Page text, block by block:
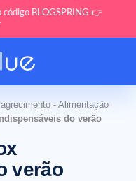
código BLOGSPRING 👉
- Alimentação
do verão
verão